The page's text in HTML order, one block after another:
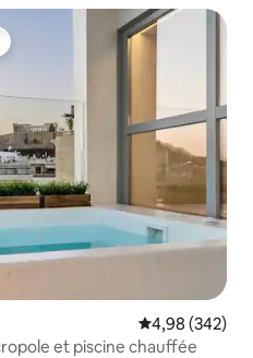
plus appréciés
Évaluation
4,98 (342)
et piscine chauffée